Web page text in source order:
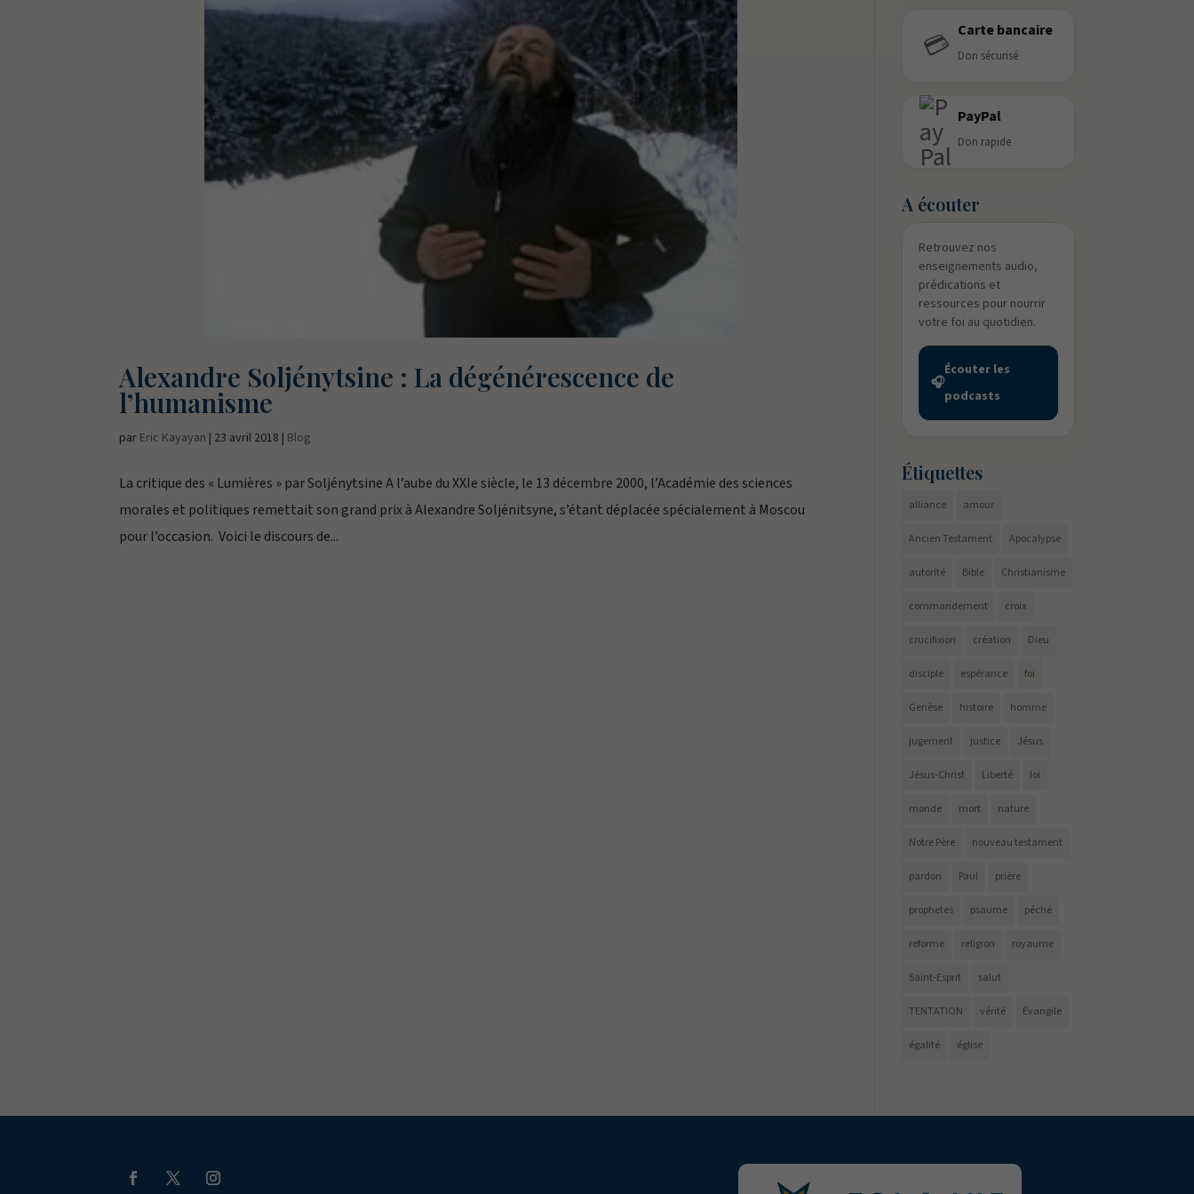
Alexandre Soljénytsine : La dégénérescence de
l’humanisme
par Eric Kayayan | 23 avril 2018 | Blog
La critique des « Lumières » par Soljénytsine A l’aube du XXIe siècle, le 13 décembre 2000, l’Académie des sciences
morales et politiques remettait son grand prix à Alexandre Soljénitsyne, s’étant déplacée spécialement à Moscou
pour l’occasion. Voici le discours de...
💳 Carte bancaire
Don sécurisé
PayPal
Don rapide
A écouter
Retrouvez nos
enseignements audio,
prédications et
ressources pour nourrir
votre foi au quotidien.
🎧
Écouter les
podcasts
Étiquettes
alliance amour
Ancien Testament Apocalypse
autorité Bible Christianisme
commandement croix
crucifixion création Dieu
disciple espérance foi
Genèse histoire homme
jugement justice Jésus
Jésus-Christ Liberté loi
monde mort nature
Notre Père nouveau testament
pardon Paul prière
prophetes psaume péché
reforme religion royaume
Saint-Esprit salut
TENTATION vérité Évangile
égalité église